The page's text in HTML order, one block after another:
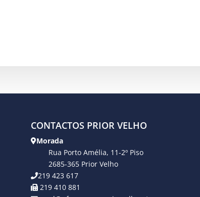
CONTACTOS PRIOR VELHO
Morada
Rua Porto Amélia, 11-2º Piso
2685-365 Prior Velho
219 423 617
219 410 881